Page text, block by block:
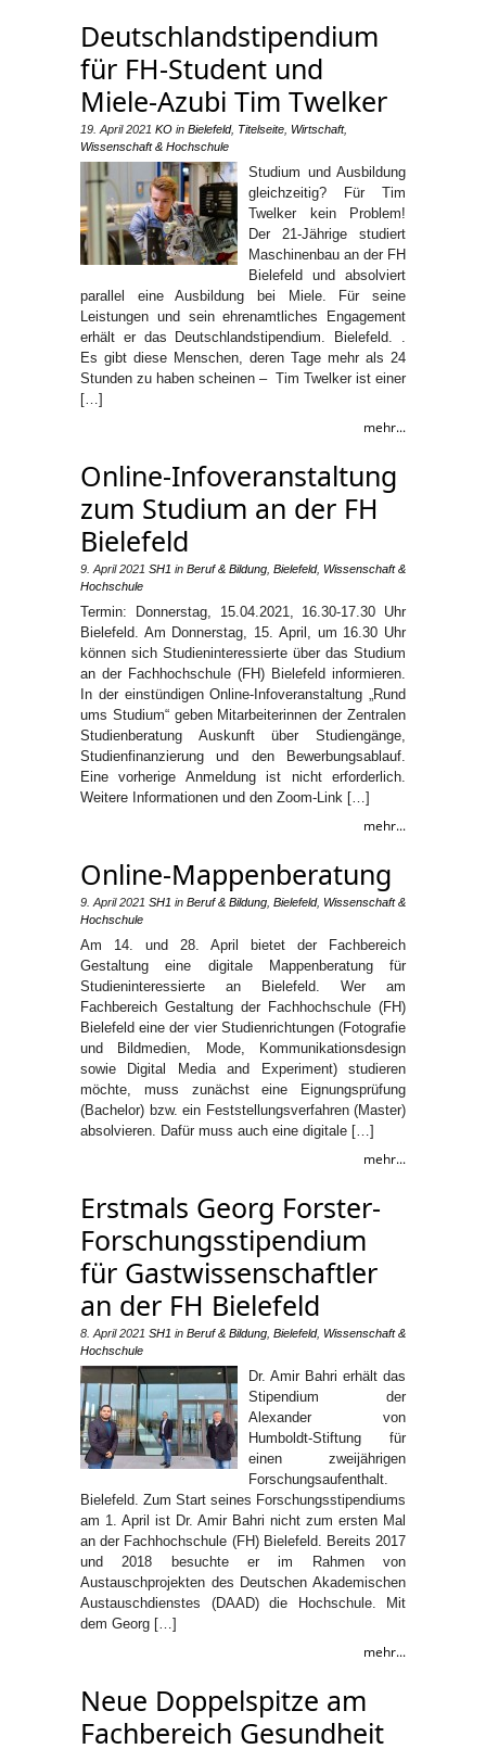
Deutschlandstipendium
für FH-Student und
Miele-Azubi Tim Twelker
19. April 2021 KO in Bielefeld, Titelseite Wirtschaft,
Wissenschaft & Hochschule
Studium und Ausbildung
gleichzeitig? Für Tim
Twelker kein Problem!
Der 21-Jährige studiert
Maschinenbau an der FH
Bielefeld und absolviert
parallel eine Ausbildung bei Miele. Für seine
Leistungen und sein ehrenamtliches Engagement
erhält er das Deutschlandstipendium. Bielefeld. .
Es gibt diese Menschen, deren Tage mehr als 24
Stunden zu haben scheinen – Tim Twelker ist einer
[…]
mehr...
Online-Infoveranstaltung
zum Studium an der FH
Bielefeld
9. April 2021 SH1 in Beruf & Bildung Bielefeld, Wissenschaft &
Hochschule
Termin: Donnerstag, 15.04.2021, 16.30-17.30 Uhr
Bielefeld. Am Donnerstag, 15. April, um 16.30 Uhr
können sich Studieninteressierte über das Studium
an der Fachhochschule (FH) Bielefeld informieren.
In der einstündigen Online-Infoveranstaltung „Rund
ums Studium“ geben Mitarbeiterinnen der Zentralen
Studienberatung Auskunft über Studiengänge,
Studienfinanzierung und den Bewerbungsablauf.
Eine vorherige Anmeldung ist nicht erforderlich.
Weitere Informationen und den Zoom-Link […]
mehr...
Online-Mappenberatung
9. April 2021 SH1 in Beruf & Bildung Bielefeld, Wissenschaft &
Hochschule
Am 14. und 28. April bietet der Fachbereich
Gestaltung eine digitale Mappenberatung für
Studieninteressierte an Bielefeld. Wer am
Fachbereich Gestaltung der Fachhochschule (FH)
Bielefeld eine der vier Studienrichtungen (Fotografie
und Bildmedien, Mode, Kommunikationsdesign
sowie Digital Media and Experiment) studieren
möchte, muss zunächst eine Eignungsprüfung
(Bachelor) bzw. ein Feststellungsverfahren (Master)
absolvieren. Dafür muss auch eine digitale […]
mehr...
Erstmals Georg Forster-
Forschungsstipendium
für Gastwissenschaftler
an der FH Bielefeld
8. April 2021 SH1 in Beruf & Bildung Bielefeld, Wissenschaft &
Hochschule
Dr. Amir Bahri erhält das
Stipendium der
Alexander von
Humboldt-Stiftung für
einen zweijährigen
Forschungsaufenthalt.
Bielefeld. Zum Start seines Forschungsstipendiums
am 1. April ist Dr. Amir Bahri nicht zum ersten Mal
an der Fachhochschule (FH) Bielefeld. Bereits 2017
und 2018 besuchte er im Rahmen von
Austauschprojekten des Deutschen Akademischen
Austauschdienstes (DAAD) die Hochschule. Mit
dem Georg […]
mehr...
Neue Doppelspitze am
Fachbereich Gesundheit